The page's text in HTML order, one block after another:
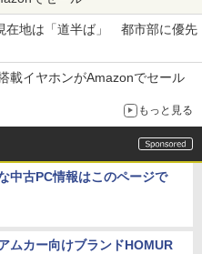
在地は「道半ば」 都市部に優先
載イヤホンがAmazonでセール
もっと見る
中古PC情報はこのページで
ムカー向けブランドHOMUR